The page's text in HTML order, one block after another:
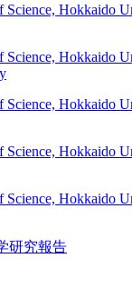
Science, Hokkaido
Science, Hokkaido
Science, Hokkaido
Science, Hokkaido
Science, Hokkaido
研究報告